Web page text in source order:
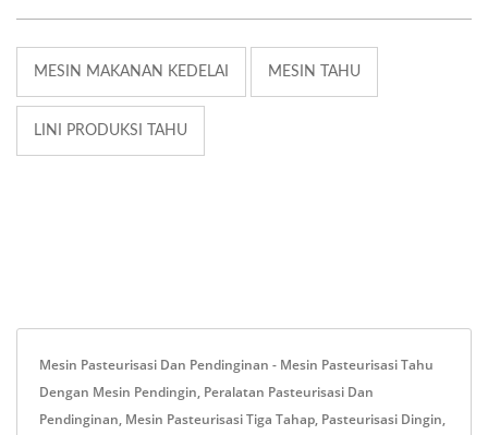
MESIN MAKANAN KEDELAI MESIN TAHU
LINI PRODUKSI TAHU
Mesin Pasteurisasi Dan Pendinginan - Mesin Pasteurisasi Tahu
Dengan Mesin Pendingin, Peralatan Pasteurisasi Dan
Pendinginan, Mesin Pasteurisasi Tiga Tahap, Pasteurisasi Dingin,